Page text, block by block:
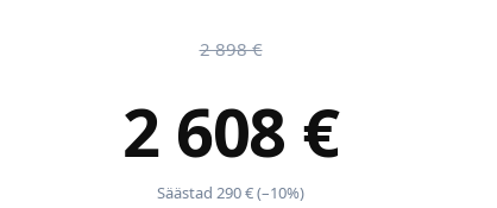
2 898 €
2 608 €
Säästad 290 € (–10%)